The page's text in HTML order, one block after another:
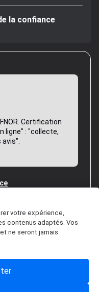
la confiance
Certification
ligne" : "collecte,
votre expérience,
contenus adaptés. Vos
ne seront jamais